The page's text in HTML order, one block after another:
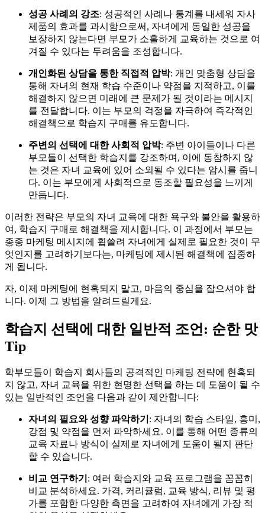
성공 사례의 강조: 성공적인 사례나 통계를 내세워 자사
제품의 효과를 과시함으로써, 자녀에게 동일한 성공을
보장하지 않는다면 부모가 소홀하게 교육하는 것으로 여
겨질 수 있다는 두려움을 조성합니다.
개인화된 상담을 통한 직접적 압박: 개인 맞춤형 상담을
통해 자녀의 현재 학습 수준이나 약점을 지적하고, 이를
해결하지 않으면 미래에 큰 문제가 될 것이라는 메시지
를 전달합니다. 이는 부모의 걱정을 자극하여 즉각적인
해결책으로 학습지 구매를 유도합니다.
주변의 선택에 대한 사회적 압박: 주변 아이들이나 다른
부모들이 선택한 학습지를 강조하며, 이에 동참하지 않
는 것은 자녀 교육에 있어 소외될 수 있다는 암시를 줍니
다. 이는 부모에게 사회적으로 동조할 필요성을 느끼게
만듭니다.
이러한 전략은 부모의 자녀 교육에 대한 욕구와 불안을 활용하
여, 학습지 구매로 해결책을 제시합니다. 이 과정에서 부모는
종종 마케팅 메시지에 휩쓸려 자녀에게 실제로 필요한 것이 무
엇인지를 고려하기보다는, 마케팅에 제시된 해결책에 집중하
게 됩니다.
자, 이제 마케팅에 현혹되지 말고, 마음의 중심을 잡으셔야 합
니다. 이제 그 방법을 알려드릴게요.
학습지 선택에 대한 일반적 조언: 순한 맛
Tip
학부모들이 학습지 회사들의 공격적인 마케팅 전략에 현혹되
지 않고, 자녀 교육을 위한 현명한 선택을 하는 데 도움이 될 수
있는 일반적인 조언을 다음과 같이 제안합니다:
자녀의 필요와 성향 파악하기 : 자녀의 학습 스타일, 흥미,
강점 및 약점을 먼저 파악하세요. 이를 통해 어떤 종류의
교육 자료나 방식이 실제로 자녀에게 도움이 될지 판단
할 수 있습니다.
비교 연구하기 : 여러 학습지와 교육 프로그램을 꼼꼼히
비교 분석하세요. 가격, 커리큘럼, 교육 방식, 리뷰 및 평
가를 포함한 다양한 측면을 고려하여 자녀에게 가장 적